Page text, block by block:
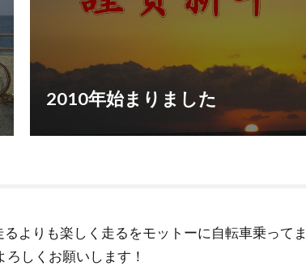
2010年始まりました
るよりも楽しく走るをモットーに自転車乗ってま
ろしくお願いします！